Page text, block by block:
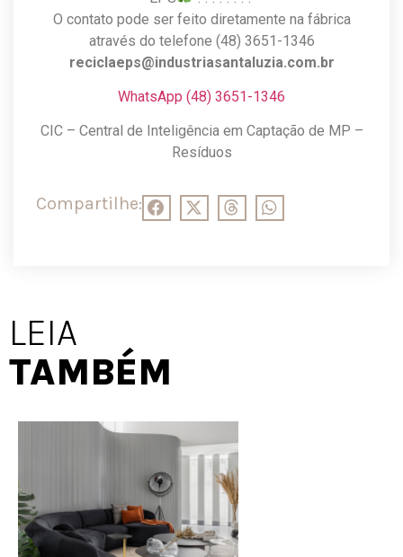
O contato pode ser feito diretamente na fábrica
através do telefone (48) 3651-1346
reciclaeps@industriasantaluzia.com.br
WhatsApp (48) 3651-1346
CIC – Central de Inteligência em Captação de MP –
Resíduos
Compartilhe:
LEIA
TAMBÉM